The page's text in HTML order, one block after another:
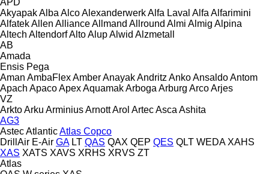
AkyapakAlba AlcoAlexanderwerkAlfa Laval Alfa Alfarimini
AlfatekAllen AllianceAllmand Allround Almi Almig Alpina
Altech AltendorfAltoAlupAlwid Alzmetall
AB
Amada
Ensis Pega
Aman AmbaFlexAmberAnayakAndritz AnkoAnsaldoAntom
Apach ApacoApexAquamakArboga Arburg ArcoArjes
VZ
ArktoArku ArminiusArnottArol ArtecAsca Ashita
AG3
AstecAtlanticAtlas Copco
DrillAir E-Air GA LT QAS QAX QEP QES QLT WEDA XAHS
XAS XATS XAVS XRHS XRVS ZT
Atlas